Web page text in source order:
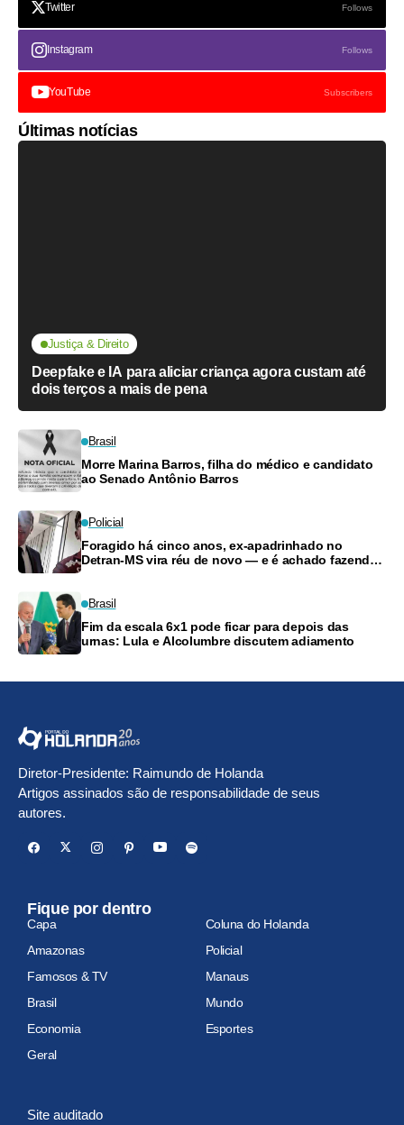
Twitter Follows
Instagram Follows
YouTube Subscribers
Últimas notícias
Justiça & Direito
Deepfake e IA para aliciar criança agora custam até
dois terços a mais de pena
Brasil
Morre Marina Barros, filha do médico e candidato
ao Senado Antônio Barros
Policial
Foragido há cinco anos, ex-apadrinhado no
Detran-MS vira réu de novo — e é achado fazendo
Brasil
Fim da escala 6x1 pode ficar para depois das
urnas: Lula e Alcolumbre discutem adiamento
Diretor-Presidente: Raimundo de Holanda
Artigos assinados são de responsabilidade de seus
autores.
Fique por dentro
Capa
Coluna do Holanda
Amazonas
Policial
Famosos & TV
Manaus
Brasil
Mundo
Economia
Esportes
Geral
Site auditado